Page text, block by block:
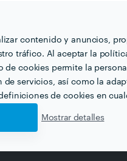
contenido y anuncios,
tráfico. Al aceptar la
de cookies permite la
servicios, así como la
de cookies en
Mostrar detalles